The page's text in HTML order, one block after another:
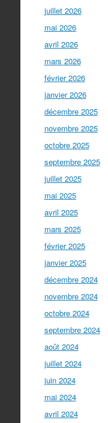
juillet 2026
mai 2026
avril 2026
mars 2026
février 2026
janvier 2026
décembre 2025
novembre 2025
octobre 2025
septembre 2025
juillet 2025
mai 2025
avril 2025
mars 2025
février 2025
janvier 2025
décembre 2024
novembre 2024
octobre 2024
septembre 2024
août 2024
juillet 2024
juin 2024
mai 2024
avril 2024